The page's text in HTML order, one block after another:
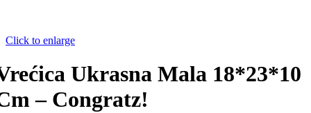
Click to enlarge
Ukrasna Mala 18*23*10
– Congratz!